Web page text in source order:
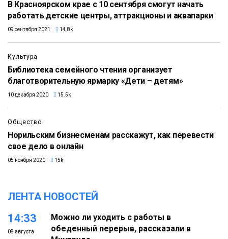
В Красноярском крае с 10 сентября смогут начать
работать детские центры, аттракционы и аквапарки
09 сентября 2021 14.8k
Культура
Библиотека семейного чтения организует
благотворительную ярмарку «Дети – детям»
10 декабря 2020 15.5k
Общество
Норильским бизнесменам расскажут, как перевести
свое дело в онлайн
05 ноября 2020 15k
ЛЕНТА НОВОСТЕЙ
14:33
08 августа
Можно ли уходить с работы в
обеденный перерыв, рассказали в